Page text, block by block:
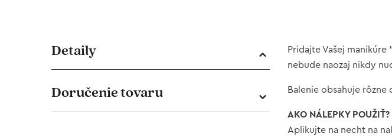
Detaily
Doručenie tovaru
Pridajte Vašej
nebude naozaj nikdy
Balenie obsahuje rôzne
AKO NÁLEPKY POUŽIŤ?
Aplikujte na necht na